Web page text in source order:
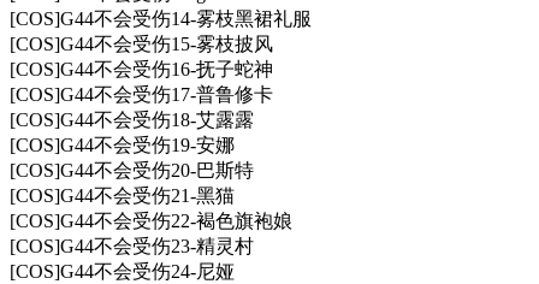
[COS]G44不会受伤14-雾枝黑裙礼服
[COS]G44不会受伤15-雾枝披风
[COS]G44不会受伤16-抚子蛇神
[COS]G44不会受伤17-普鲁修卡
[COS]G44不会受伤18-艾露露
[COS]G44不会受伤19-安娜
[COS]G44不会受伤20-巴斯特
[COS]G44不会受伤21-黑猫
[COS]G44不会受伤22-褐色旗袍娘
[COS]G44不会受伤23-精灵村
[COS]G44不会受伤24-尼娅